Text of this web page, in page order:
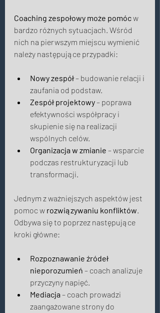
Coaching zespołowy może pomóc w
bardzo różnych sytuacjach. Wśród
nich na pierwszym miejscu wymienić
należy następujące przypadki:
Nowy zespół – budowanie relacji i
zaufania od podstaw.
Zespół projektowy – poprawa
efektywności współpracy i
skupienie się na realizacji
wspólnych celów.
Organizacja w zmianie – wsparcie
podczas restrukturyzacji lub
transformacji.
Jednym z ważniejszych aspektów jest
pomoc w rozwiązywaniu konfliktów.
Odbywa się to poprzez następujące
kroki główne:
Rozpoznawanie źródeł
nieporozumień – coach analizuje
przyczyny napięć.
Mediacja – coach prowadzi
zaangażowane strony do